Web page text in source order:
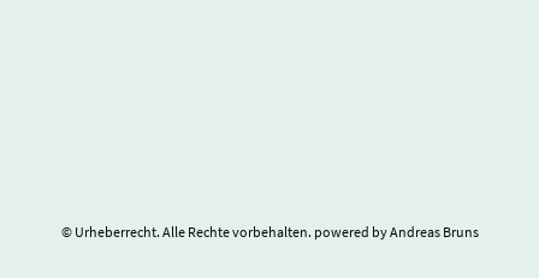
© Urheberrecht. Alle Rechte vorbehalten. powered by Andreas Bruns